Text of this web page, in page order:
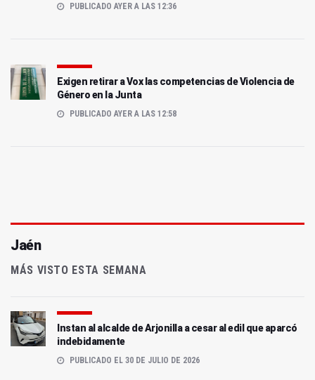
PUBLICADO AYER A LAS 12:36
Exigen retirar a Vox las competencias de Violencia de
Género en la Junta
PUBLICADO AYER A LAS 12:58
Jaén
MÁS VISTO ESTA SEMANA
Instan al alcalde de Arjonilla a cesar al edil que aparcó
indebidamente
PUBLICADO EL 30 DE JULIO DE 2026